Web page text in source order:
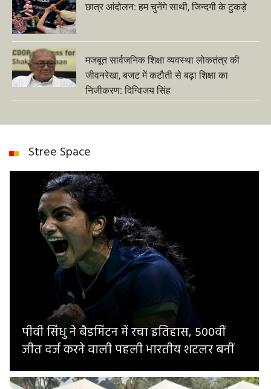
छात्र आंदोलन: हम चुनेंगे साथी, जिन्दगी के टुकड़े
मजबूत सार्वजनिक शिक्षा व्यवस्था लोकतंत्र की
जीवनरेखा, बजट में कटौती से बढ़ा शिक्षा का
निजीकरण: दिग्विजय सिंह
Stree Space
पीवी सिंधु ने बैडमिंटन में रचा इतिहास, 500वीं
जीत दर्ज करने वाली पहली भारतीय शटलर बनीं